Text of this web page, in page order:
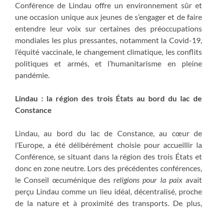
Conférence de Lindau offre un environnement sûr et
une occasion unique aux jeunes de s’engager et de faire
entendre leur voix sur certaines des préoccupations
mondiales les plus pressantes, notamment la Covid-19,
l’équité vaccinale, le changement climatique, les conflits
politiques et armés, et l’humanitarisme en pleine
pandémie.
Lindau : la région des trois États au bord du lac de
Constance
Lindau, au bord du lac de Constance, au cœur de
l’Europe, a été délibérément choisie pour accueillir la
Conférence, se situant dans la région des trois États et
donc en zone neutre. Lors des précédentes conférences,
le Conseil œcuménique des religions pour la paixavait
perçu Lindau comme un lieu idéal, décentralisé, proche
de la nature et à proximité des transports. De plus,